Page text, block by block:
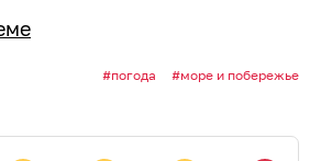
погода море и побережье